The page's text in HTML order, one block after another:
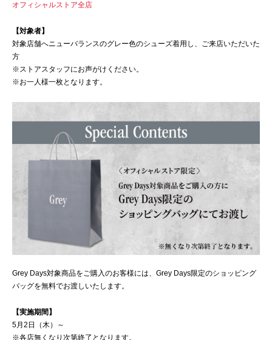
オフィシャルストア全店
【対象者】
対象店舗へニューバランスのグレー色のシューズ着用し、ご来店いただいた
方
※ストアスタッフにお声がけください。
※お一人様一枚となります。
Grey Days対象商品をご購入のお客様には、Grey Days限定のショッピング
バッグを無料でお渡しいたします。
【実施期間】
5月2日（木）～
※各店無くなり次第終了となります。